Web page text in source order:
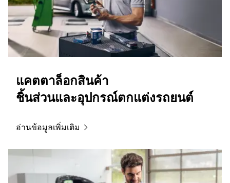
แคตตาล็อกสินค้า
ชิ้นส่วนและอุปกรณ์ตกแต่งรถยนต์
อ่านข้อมูลเพิ่มเติม